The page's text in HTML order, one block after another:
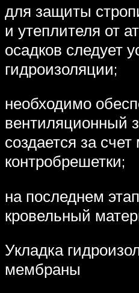
для защиты
и утеплителя от
осадков следует
гидроизоляции;
необходимо
вентиляционный
создается за
контробрешетки;
на последнем
кровельный
Укладка
мембраны